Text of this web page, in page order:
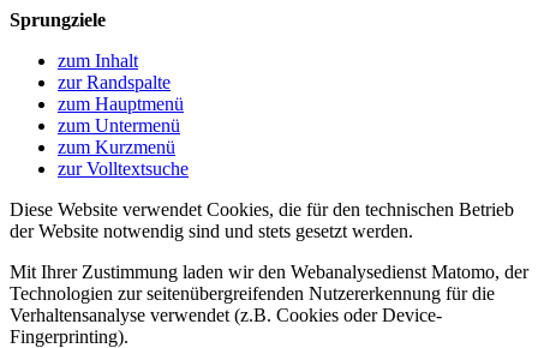
Sprungziele
zum Inhalt
zur Randspalte
zum Hauptmenü
zum Untermenü
zum Kurzmenü
zur Volltextsuche
Diese Website verwendet Cookies, die für den technischen Betrieb
der Website notwendig sind und stets gesetzt werden.
Mit Ihrer Zustimmung laden wir den Webanalysedienst Matomo, der
Technologien zur seitenübergreifenden Nutzererkennung für die
Verhaltensanalyse verwendet (z.B. Cookies oder Device-
Fingerprinting).